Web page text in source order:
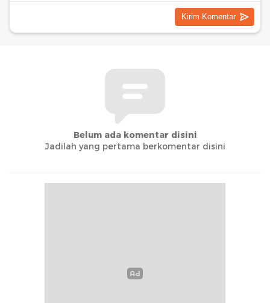
Belum ada komentar disini
Jadilah yang pertama berkomentar disini